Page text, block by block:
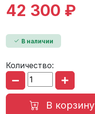
42 300 ₽
В наличии
Количество:
В корзину